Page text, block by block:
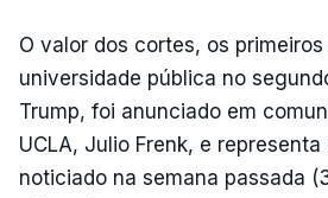
O valor dos cortes, os
universidade pública no
Trump, foi anunciado em
UCLA, Julio Frenk, e
noticiado na semana passada